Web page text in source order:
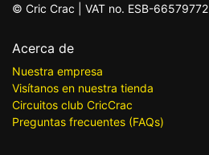
© Cric Crac | VAT no. ESB-66579772
Acerca de
Nuestra empresa
Visítanos en nuestra tienda
Circuitos club CricCrac
Preguntas frecuentes (FAQs)